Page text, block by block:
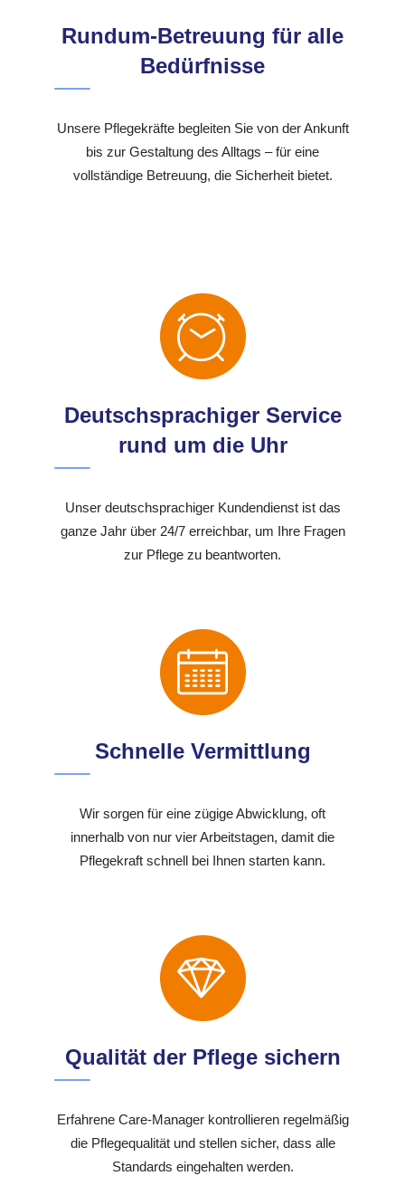
Rundum-Betreuung für alle
Bedürfnisse
Unsere Pflegekräfte begleiten Sie von der Ankunft
bis zur Gestaltung des Alltags – für eine
vollständige Betreuung, die Sicherheit bietet.
Deutschsprachiger Service
rund um die Uhr
Unser deutschsprachiger Kundendienst ist das
ganze Jahr über 24/7 erreichbar, um Ihre Fragen
zur Pflege zu beantworten.
Schnelle Vermittlung
Wir sorgen für eine zügige Abwicklung, oft
innerhalb von nur vier Arbeitstagen, damit die
Pflegekraft schnell bei Ihnen starten kann.
Qualität der Pflege sichern
Erfahrene Care-Manager kontrollieren regelmäßig
die Pflegequalität und stellen sicher, dass alle
Standards eingehalten werden.